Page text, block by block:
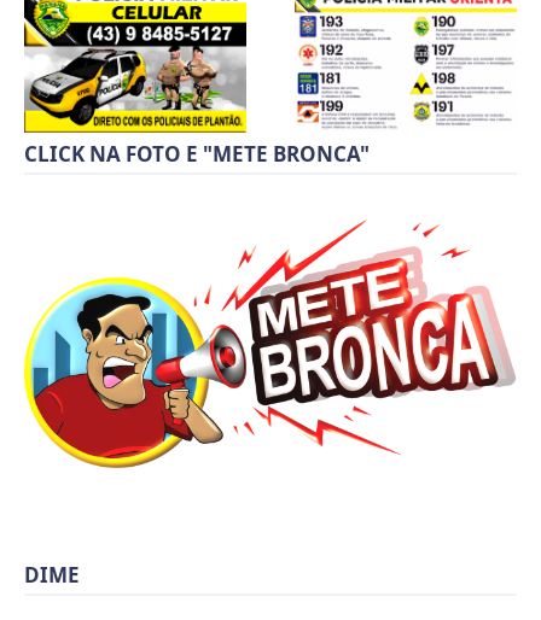
CLICK NA FOTO E "METE BRONCA"
DIME